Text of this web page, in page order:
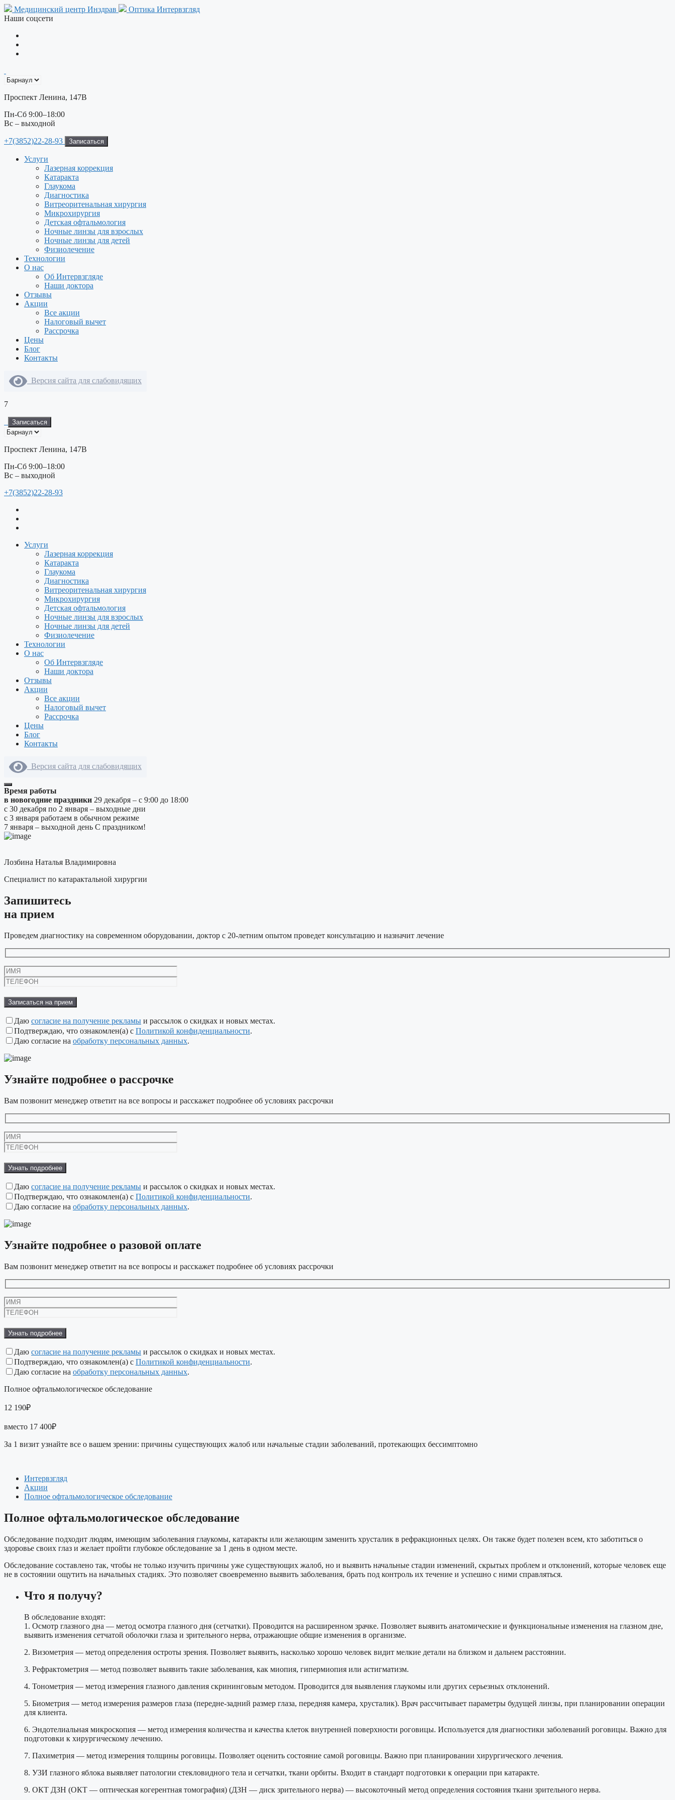
Перейти
к
Медицинский центр Инздрав
Оптика Интервзгляд
Наши соцсети
Проспект Ленина, 147В
Пн-Сб 9:00–18:00
Вс – выходной
+7(3852)22-28-93 Записаться
Услуги
Лазерная коррекция
Катаракта
Глаукома
Диагностика
Витреоритенальная хирургия
Микрохирургия
Детская офтальмология
Ночные линзы для взрослых
Ночные линзы для детей
Физиолечение
Технологии
О нас
Об Интервзгляде
Наши доктора
Отзывы
Акции
Все акции
Налоговый вычет
Рассрочка
Цены
Блог
Контакты
Версия сайта для слабовидящих
7
Записаться
Проспект Ленина, 147В
Пн-Сб 9:00–18:00
Вс – выходной
+7(3852)22-28-93
Услуги
Лазерная коррекция
Катаракта
Глаукома
Диагностика
Витреоритенальная хирургия
Микрохирургия
Детская офтальмология
Ночные линзы для взрослых
Ночные линзы для детей
Физиолечение
Технологии
О нас
Об Интервзгляде
Наши доктора
Отзывы
Акции
Все акции
Налоговый вычет
Рассрочка
Цены
Блог
Контакты
Версия сайта для слабовидящих
Время работы
в новогодние праздники 29 декабря – с 9:00 до 18:00
с 30 декабря по 2 января – выходные дни
с 3 января работаем в обычном режиме
7 января – выходной день С праздником!
Лозбина Наталья Владимировна
Специалист по катарактальной хирургии
Запишитесь
на прием
Проведем диагностику на современном оборудовании, доктор с 20-летним опытом проведет консультацию и назначит лечение
это
поле
пустым.
Даю согласие на получение рекламы и рассылок о скидках и новых местах.
Подтверждаю, что ознакомлен(а) с Политикой конфиденциальности.
Даю согласие на обработку персональных данных.
Узнайте подробнее о рассрочке
Вам позвонит менеджер ответит на все вопросы и расскажет подробнее об условиях рассрочки
это
поле
пустым.
Даю согласие на получение рекламы и рассылок о скидках и новых местах.
Подтверждаю, что ознакомлен(а) с Политикой конфиденциальности.
Даю согласие на обработку персональных данных.
Узнайте подробнее о разовой оплате
Вам позвонит менеджер ответит на все вопросы и расскажет подробнее об условиях рассрочки
это
поле
пустым.
Даю согласие на получение рекламы и рассылок о скидках и новых местах.
Подтверждаю, что ознакомлен(а) с Политикой конфиденциальности.
Даю согласие на обработку персональных данных.
Полное офтальмологическое обследование
12 190₽
вместо 17 400₽
За 1 визит узнайте все о вашем зрении: причины существующих жалоб или начальные стадии заболеваний, протекающих бессимптомно
Интервзгляд
Акции
Полное офтальмологическое обследование
Полное офтальмологическое обследование
Обследование подходит людям, имеющим заболевания глаукомы, катаракты или желающим заменить хрусталик в рефракционных целях. Он также будет полезен всем, кто заботиться о
здоровье своих глаз и желает пройти глубокое обследование за 1 день в одном месте.
Обследование составлено так, чтобы не только изучить причины уже существующих жалоб, но и выявить начальные стадии изменений, скрытых проблем и отклонений, которые человек еще
не в состоянии ощутить на начальных стадиях. Это позволяет своевременно выявить заболевания, брать под контроль их течение и успешно с ними справляться.
Что я получу?
В обследование входят:
1. Осмотр глазного дна — метод осмотра глазного дня (сетчатки). Проводится на расширенном зрачке. Позволяет выявить анатомические и функциональные изменения на глазном дне,
выявить изменения сетчатой оболочки глаза и зрительного нерва, отражающие общие изменения в организме.
2. Визометрия — метод определения остроты зрения. Позволяет выявить, насколько хорошо человек видит мелкие детали на близком и дальнем расстоянии.
3. Рефрактометрия — метод позволяет выявить такие заболевания, как миопия, гипермиопия или астигматизм.
4. Тонометрия — метод измерения глазного давления скрининговым методом. Проводится для выявления глаукомы или других серьезных отклонений.
5. Биометрия — метод измерения размеров глаза (передне-задний размер глаза, передняя камера, хрусталик). Врач рассчитывает параметры будущей линзы, при планировании операции
для клиента.
6. Эндотелиальная микроскопия — метод измерения количества и качества клеток внутренней поверхности роговицы. Используется для диагностики заболеваний роговицы. Важно для
подготовки к хирургическому лечению.
7. Пахиметрия — метод измерения толщины роговицы. Позволяет оценить состояние самой роговицы. Важно при планировании хирургического лечения.
8. УЗИ глазного яблока выявляет патологии стекловидного тела и сетчатки, ткани орбиты. Входит в стандарт подготовки к операции при катаракте.
9. ОКТ ДЗН (ОКТ — оптическая когерентная томография) (ДЗН — диск зрительного нерва) — высокоточный метод определения состояния ткани зрительного нерва.